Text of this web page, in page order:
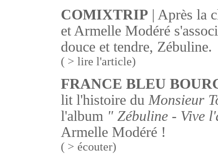
COMIXTRIP | Après la
et Armelle Modéré
douce et tendre, Zébuline.
( > lire l'article)
FRANCE BLEU
lit l'histoire du Monsieur
l'album " Zébuline - Vive
Armelle Modéré !
( > écouter)